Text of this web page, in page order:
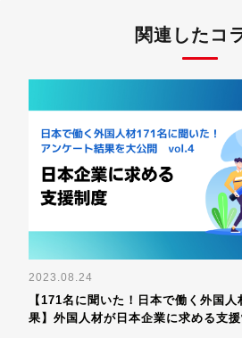
関連したコ
2023.08.24
【171名に聞いた！日本で働く外国
果】外国人材が日本企業に求める支